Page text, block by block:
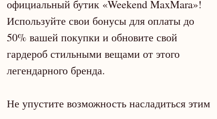
Иногда хочется простого — сочного стейка
экспериментов и сложных соусов. А лучше
сразу два!